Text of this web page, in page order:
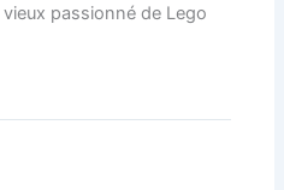
passionné de Lego